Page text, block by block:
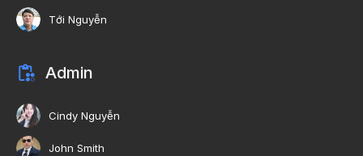
Tới Nguyễn
Admin
Cindy Nguyễn
John Smith